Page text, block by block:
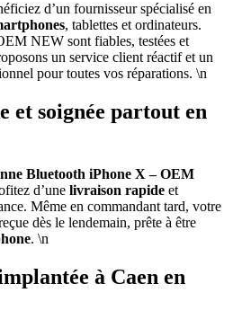
d’un fournisseur spécialisé en
, tablettes et ordinateurs.
NEW sont fiables, testées et
un service client réactif et un
pour toutes vos réparations. \n
et soignée partout en
Bluetooth iPhone X – OEM
d’une livraison rapide et
Même en commandant tard, votre
dès le lendemain, prête à être
. \n
à Caen en